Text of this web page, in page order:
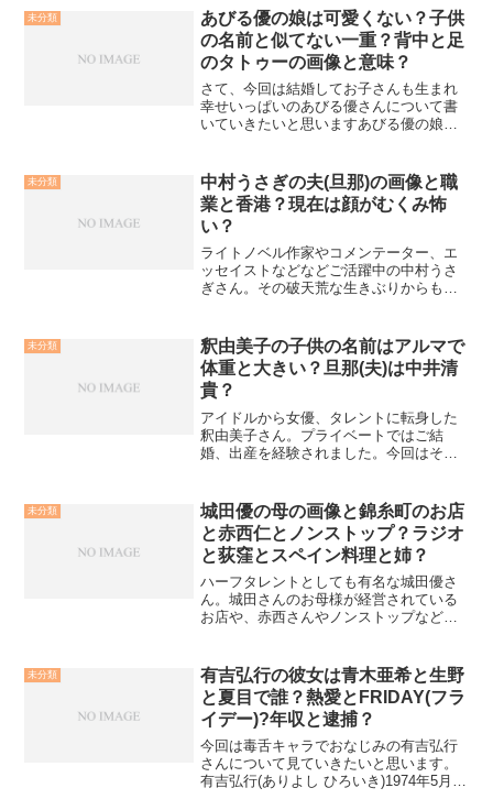
未分類
あびる優の娘は可愛くない？子供
の名前と似てない一重？背中と足
のタトゥーの画像と意味？
さて、今回は結婚してお子さんも生まれ
幸せいっぱいのあびる優さんについて書
いていきたいと思いますあびる優の娘は
思います。その前に旦那さんについて。
旦那さんの名前は才賀紀左...
未分類
中村うさぎの夫(旦那)の画像と職
業と香港？現在は顔がむくみ怖
い？
ライトノベル作家やコメンテーター、エ
ッセイストなどなどご活躍中の中村うさ
ぎさん。その破天荒な生きぶりからも話
についてなどを調べてみました。中村う
さぎの夫(旦那)の画像と...
未分類
釈由美子の子供の名前はアルマで
体重と大きい？旦那(夫)は中井清
貴？
アイドルから女優、タレントに転身した
釈由美子さん。プライベートではご結
婚、出産を経験されました。今回はそん
ちらです。本名：釋 由美子生年月日：１
９７８年６月１２日出身地...
未分類
城田優の母の画像と錦糸町のお店
と赤西仁とノンストップ？ラジオ
と荻窪とスペイン料理と姉？
ハーフタレントとしても有名な城田優さ
ん。城田さんのお母様が経営されている
お店や、赤西さんやノンストップなどな
とノンストップ？ラジオと荻窪とスペイ
ン料理と姉？城田さんのお...
未分類
有吉弘行の彼女は青木亜希と生野
と夏目で誰？熱愛とFRIDAY(フラ
イデー)?年収と逮捕？
今回は毒舌キャラでおなじみの有吉弘行
さんについて見ていきたいと思います。
有吉弘行(ありよし ひろいき)1974年5月31